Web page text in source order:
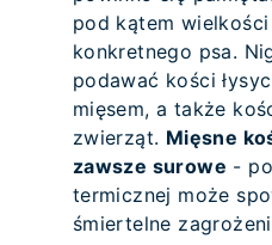
pod kątem
konkretnego psa.
podawać kości
mięsem, a także
zwierząt. Mięsne
zawsze surowe -
termicznej może
śmiertelne